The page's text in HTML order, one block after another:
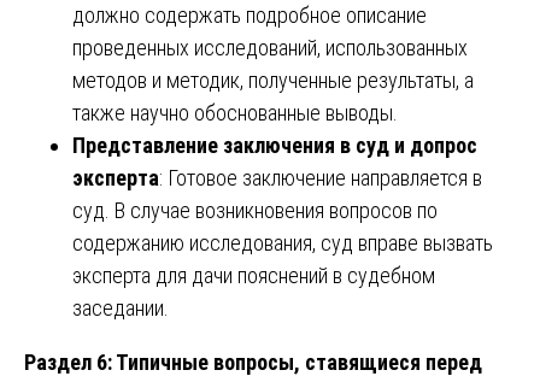
должно содержать подробное описание
проведенных исследований, использованных
методов и методик, полученные результаты, а
также научно обоснованные выводы.
Представление заключения в суд и допрос
эксперта: Готовое заключение направляется в
суд. В случае возникновения вопросов по
содержанию исследования, суд вправе вызвать
эксперта для дачи пояснений в судебном
заседании.
Раздел 6: Типичные вопросы, ставящиеся перед